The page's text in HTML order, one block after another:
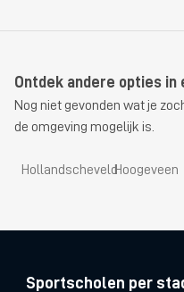
Ontdek andere opties in
Nog niet gevonden wat je
de omgeving mogelijk is.
HollandscheveldHoogeveen
Sportscholen per